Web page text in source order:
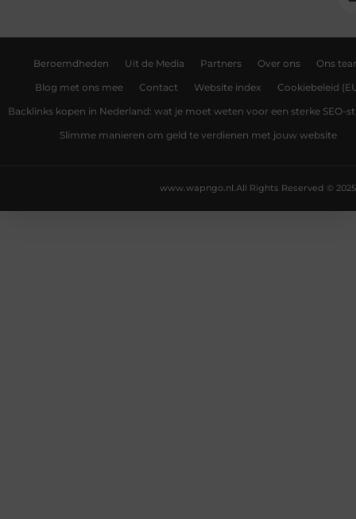
Beroemdheden Uit de Media Partners Over ons Ons
Blog met ons mee Contact Website index Cookiebeleid
Backlinks kopen in Nederland: wat je moet weten voor een sterke SEO-
Slimme manieren om geld te verdienen met jouw website
All Rights Reserved © 2025
www.wapngo.nl.